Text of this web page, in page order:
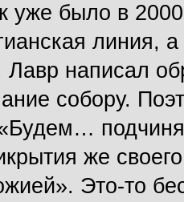
уже было в
линия, а
Лавр написал
собору.
же
Это-то